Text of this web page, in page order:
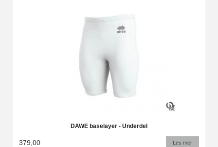
DAWE baselayer - Underdel
379,00 Les mer